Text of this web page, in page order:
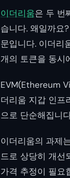
이더리움은 두 번
습니다. 왜일까요
문입니다. 이더리
개의 토큰을 동시
EVM(Ethereum
더리움 지갑 인프
으로 단순해집니
이더리움의 과제
드로 상당히 개선
가격 추정이 필요